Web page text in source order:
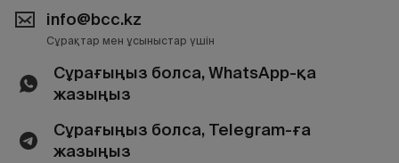
info@bcc.kz
Сұрақтар мен ұсыныстар үшін
Сұрағыңыз болса, WhatsApp-қа
жазыңыз
Сұрағыңыз болса, Telegram-ға
жазыңыз